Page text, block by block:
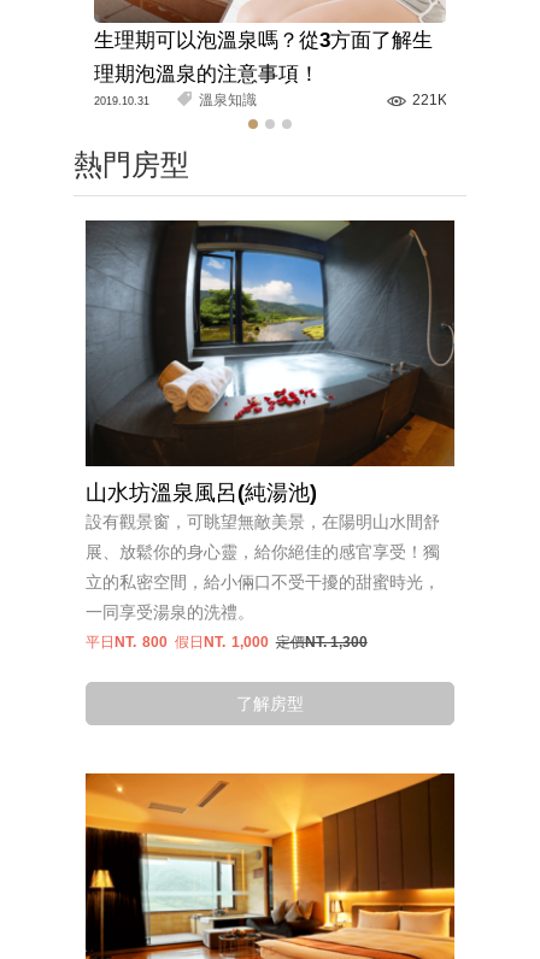
生理期可以泡溫泉嗎？從3方面了解生
理期泡溫泉的注意事項！
2019.10.31 溫泉知識 221K
熱門房型
山水坊溫泉風呂(純湯池)
設有觀景窗，可眺望無敵美景，在陽明山水間舒
展、放鬆你的身心靈，給你絕佳的感官享受！獨
立的私密空間，給小倆口不受干擾的甜蜜時光，
一同享受湯泉的洗禮。
平日NT. 800 假日NT. 1,000定價NT. 1,300
了解房型